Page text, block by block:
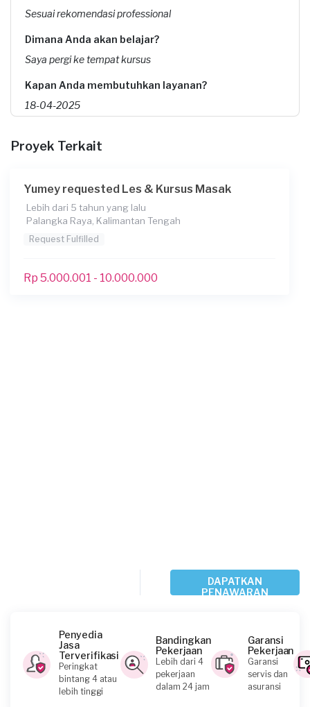
Sesuai rekomendasi professional
Dimana Anda akan belajar?
Saya pergi ke tempat kursus
Kapan Anda membutuhkan layanan?
18-04-2025
saya ingin serius belajar dalam bidang memasak karena
Berapa budget total untuk layanan ini?
Kurang dari Rp1.000.000
Proyek Terkait
Yumey requested Les & Kursus Masak
Lebih dari 5 tahun yang lalu
Palangka Raya, Kalimantan Tengah
Request Fulfilled
Rp 5.000.001 - 10.000.000
DAPATKAN
PENAWARAN
Penyedia
Jasa
Terverifikasi
Peringkat
bintang 4 atau
lebih tinggi
Bandingkan
Pekerjaan
Lebih dari 4
pekerjaan
dalam 24 jam
Garansi
Pekerjaan
Garansi
servis dan
asuransi